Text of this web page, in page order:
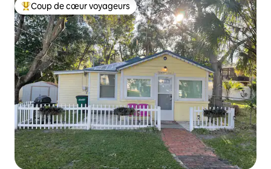
Coups de cœur voyageurs les plus appréciés
Coup de cœur voyageurs